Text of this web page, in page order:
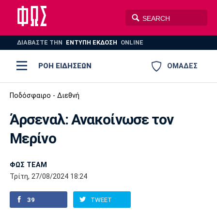
ΔΙΑΒΑΣΤΕ THN ΕΝΤΥΠΗ ΕΚΔΟΣΗ ONLINE
ΟΜΑΔΕΣ
ΡΟΗ ΕΙΔΗΣΕΩΝ
ΠΟΔΟΣΦΑΙΡΟ
AUTO-MOTO
Ποδόσφαιρο
Super League 1
Super League 2
Γ Εθνική
Ελλάδα
Μπάσκετ
Ελλάδα
Εθνική
EuroLeague
Ολυμπιακοί Αγώνες
Βόλεϊ
Πόλο
Ολυμπιακός
Παναθηναϊκός Ατρόμητος
Ποδόσφαιρο - Διεθνή
Άρσεναλ: Ανακοίνωσε τον
Μερίνο
ΦΩΣ TEAM
Τρίτη, 27/08/2024 18:24
39 TWEET